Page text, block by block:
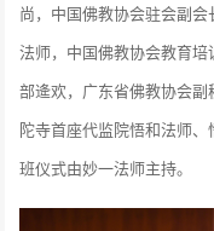
尚，中国佛教协会驻会副
法师，中国佛教协会教育
部逄欢，广东省佛教协会
陀寺首座代监院悟和法师
班仪式由妙一法师主持。